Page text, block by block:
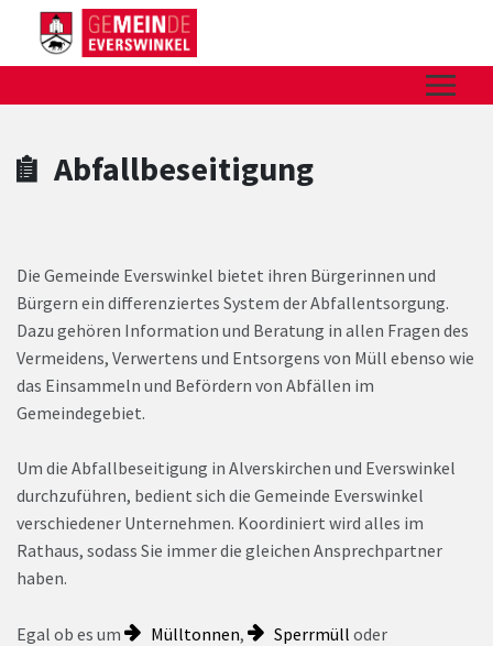
Zum Header
Zum Hauptinhalt
Zum Footer
Zum Hauptinhalt springen
Abfallbeseitigung
Die Gemeinde Everswinkel bietet ihren Bürgerinnen und
Bürgern ein differenziertes System der Abfallentsorgung.
Dazu gehören Information und Beratung in allen Fragen des
Vermeidens, Verwertens und Entsorgens von Müll ebenso wie
das Einsammeln und Befördern von Abfällen im
Gemeindegebiet.
Um die Abfallbeseitigung in Alverskirchen und Everswinkel
durchzuführen, bedient sich die Gemeinde Everswinkel
verschiedener Unternehmen. Koordiniert wird alles im
Rathaus, sodass Sie immer die gleichen Ansprechpartner
haben.
Egal ob es um Mülltonnen, Sperrmüll oder